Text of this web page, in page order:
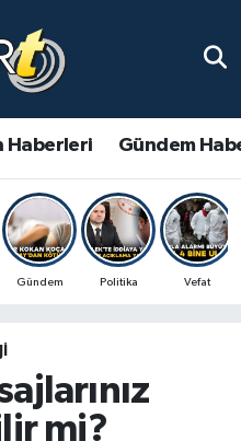
Haberleri Gündem
Gündem Politika Vefat
mi?